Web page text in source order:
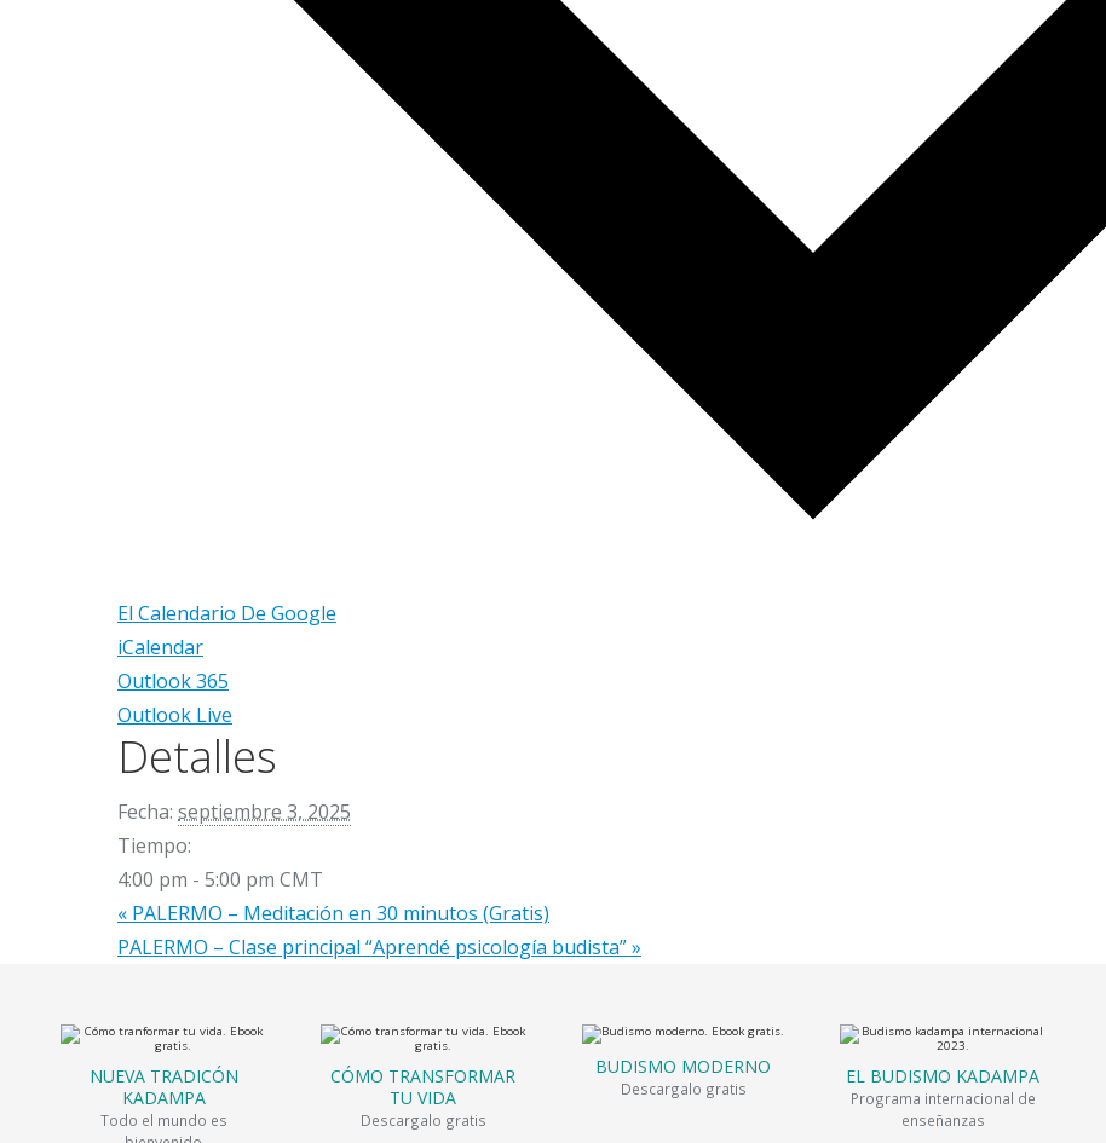
El Calendario De Google
iCalendar
Outlook 365
Outlook Live
Detalles
Fecha: septiembre 3, 2025
Tiempo:
4:00 pm - 5:00 pm CMT
« PALERMO – Meditación en 30 minutos (Gratis)
PALERMO – Clase principal “Aprendé psicología budista”»
NUEVA TRADICÓN
KADAMPA
Todo el mundo es
CÓMO TRANSFORMAR
TU VIDA
Descargalo gratis
BUDISMO MODERNO
Descargalo gratis
EL BUDISMO KADAMPA
Programa internacional de
enseñanzas